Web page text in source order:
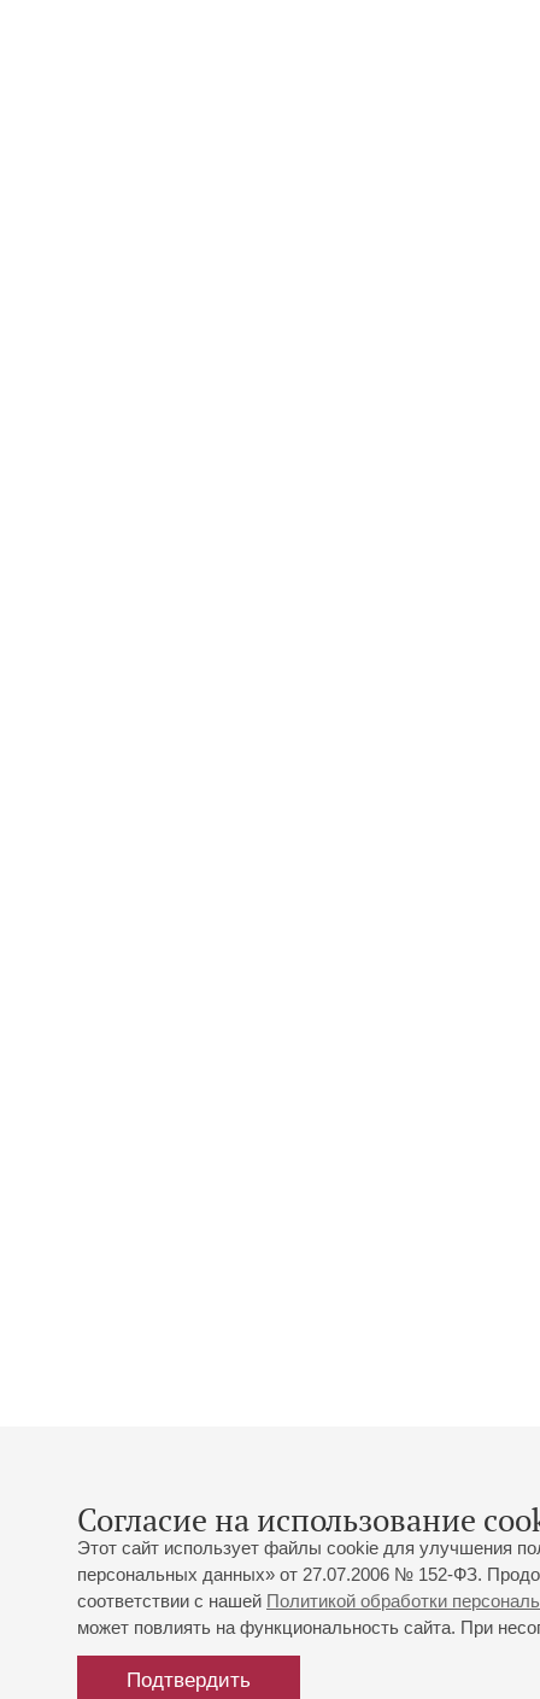
Согласие на использование
Этот сайт использует файлы cookie для улучшения
персональных данных» от 27.07.2006 № 152-ФЗ.
соответствии с нашей Политикой обработки
может повлиять на функциональность сайта. При
Подтвердить